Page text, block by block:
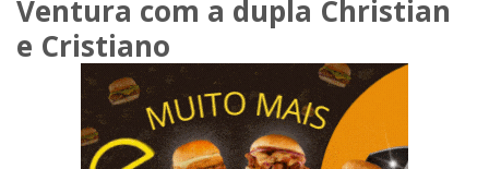
Ventura com a dupla Christian
e Cristiano